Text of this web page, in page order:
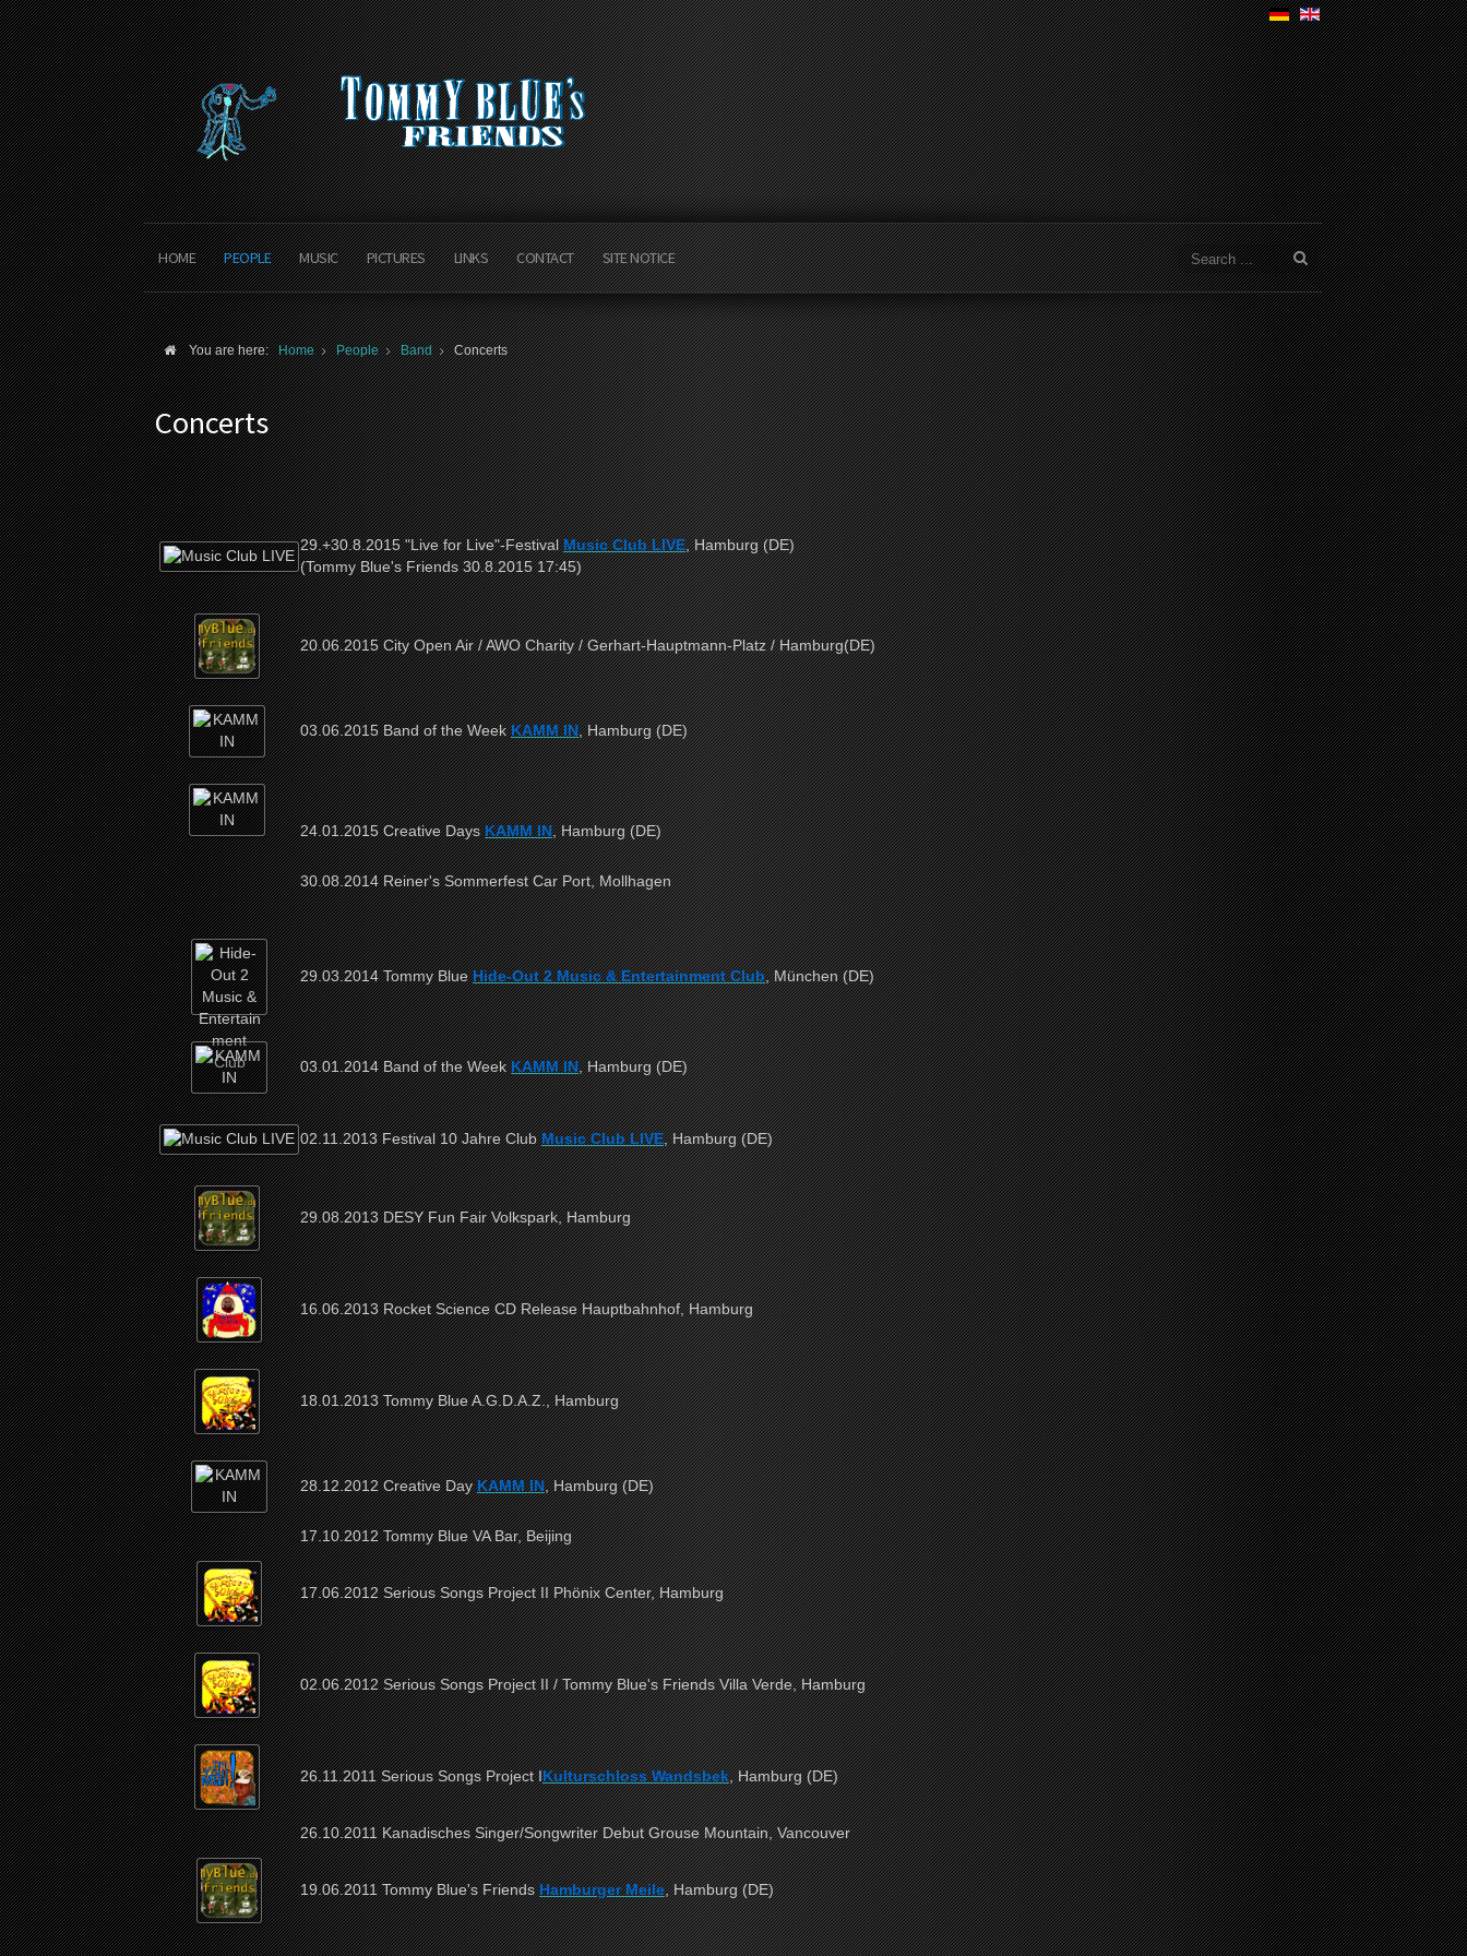
HOME PEOPLE MUSIC PICTURES LINKS CONTACT SITE NOTICE
You are here:Home People Band Concerts
Concerts
29.+30.8.2015 "Live for Live"-FestivalMusic Club LIVE, Hamburg (DE)
(Tommy Blue's Friends 30.8.2015 17:45)
20.06.2015 City Open Air / AWO Charity / Gerhart-Hauptmann-Platz / Hamburg(DE)
03.06.2015 Band of the WeekKAMM IN, Hamburg (DE)
24.01.2015 Creative DaysKAMM IN, Hamburg (DE)
30.08.2014 Reiner's Sommerfest Car Port, Mollhagen
29.03.2014 Tommy BlueHide-Out 2 Music & Entertainment Club, München (DE)
03.01.2014 Band of the WeekKAMM IN, Hamburg (DE)
02.11.2013 Festival 10 Jahre ClubMusic Club LIVE, Hamburg (DE)
29.08.2013 DESY Fun Fair Volkspark, Hamburg
16.06.2013 Rocket Science CD Release Hauptbahnhof, Hamburg
18.01.2013 Tommy Blue A.G.D.A.Z., Hamburg
28.12.2012 Creative DayKAMM IN, Hamburg (DE)
17.10.2012 Tommy Blue VA Bar, Beijing
17.06.2012 Serious Songs Project II Phönix Center, Hamburg
02.06.2012 Serious Songs Project II / Tommy Blue's Friends Villa Verde, Hamburg
26.11.2011 Serious Songs Project IKulturschloss Wandsbek, Hamburg (DE)
26.10.2011 Kanadisches Singer/Songwriter Debut Grouse Mountain, Vancouver
19.06.2011 Tommy Blue's FriendsHamburger Meile, Hamburg (DE)